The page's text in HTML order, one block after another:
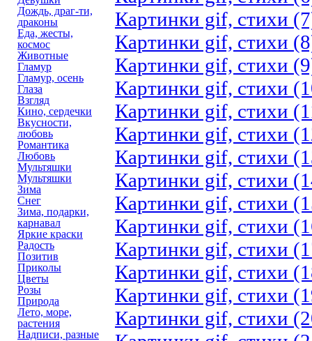
Дождь, драг-ти,
драконы
Еда, жесты,
космос
Животные
Гламур
Гламур, осень
Глаза
Взгляд
Кино, сердечки
Вкусности,
любовь
Романтика
Любовь
Мультяшки
Мультяшки
Зима
Снег
Зима, подарки,
карнавал
Яркие краски
Радость
Позитив
Приколы
Цветы
Розы
Природа
Лето, море,
растения
Надписи, разные
Картинки gif, стихи
Картинки gif, стихи
Картинки gif, стихи
Картинки gif, стихи
Картинки gif, стихи
Картинки gif, стихи
Картинки gif, стихи
Картинки gif, стихи
Картинки gif, стихи
Картинки gif, стихи
Картинки gif, стихи
Картинки gif, стихи
Картинки gif, стихи
Картинки gif, стихи